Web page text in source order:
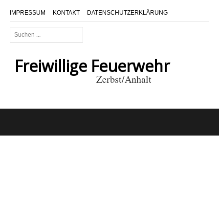
IMPRESSUM KONTAKT DATENSCHUTZERKLÄRUNG
Suchen
...
Freiwillige Feuerwehr
Zerbst/Anhalt